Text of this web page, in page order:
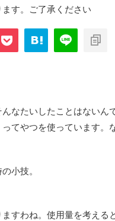
す。ご了承ください
blog/
sns-count-
なたいしたことはないん
てやつを使っています。
小技。
すわね。使用量を考える